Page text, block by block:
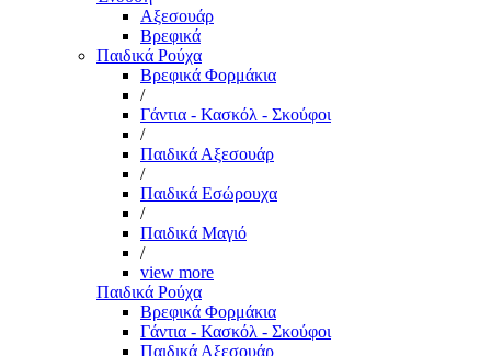
Αξεσουάρ
Βρεφικά
Παιδικά Ρούχα
Βρεφικά Φορμάκια
/
Γάντια - Κασκόλ - Σκούφοι
/
Παιδικά Αξεσουάρ
/
Παιδικά Εσώρουχα
/
Παιδικά Μαγιό
/
view more
Παιδικά Ρούχα
Βρεφικά Φορμάκια
Γάντια - Κασκόλ - Σκούφοι
Παιδικά Αξεσουάρ